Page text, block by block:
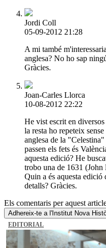
Jordi Coll
05-09-2012 21:28
A mi també
anglesa? No ho sap
Gràcies.
Joan-Carles Llorca
10-08-2012 22:22
He vist escrit en
la resta ho repeteix
anglesa de la
passen els fets és
aquesta edició? He
trobo una de 1631
Quin a és aquesta
detalls? Gràcies.
Els comentaris per aquest
Adhereix-te a l'Institut Nova
EDITORIAL